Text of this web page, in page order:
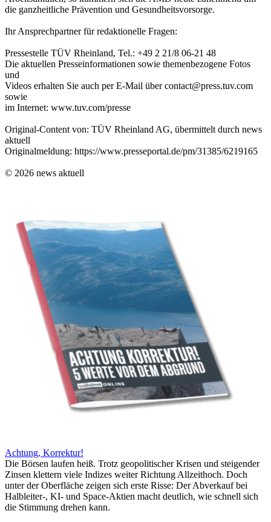
die ganzheitliche Prävention und Gesundheitsvorsorge.
Ihr Ansprechpartner für redaktionelle Fragen:
Pressestelle TÜV Rheinland, Tel.: +49 2 21/8 06-21 48
Die aktuellen Presseinformationen sowie themenbezogene Fotos
und
Videos erhalten Sie auch per E-Mail über contact@press.tuv.com
sowie
im Internet: www.tuv.com/presse
Original-Content von: TÜV Rheinland AG, übermittelt durch news
aktuell
Originalmeldung: https://www.presseportal.de/pm/31385/6219165
© 2026 news aktuell
Achtung, Korrektur!
Die Börsen laufen heiß. Trotz geopolitischer Krisen und steigender
Zinsen klettern viele Indizes weiter Richtung Allzeithoch. Doch
unter der Oberfläche zeigen sich erste Risse: Der Abverkauf bei
Halbleiter-, KI- und Space-Aktien macht deutlich, wie schnell sich
die Stimmung drehen kann.